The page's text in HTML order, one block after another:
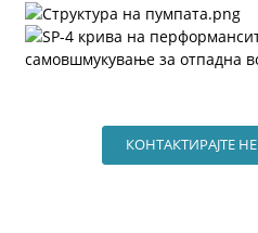
КОНТАКТИРАЈТЕ НЕ